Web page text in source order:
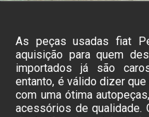
As peças usadas fiat
aquisição para quem
importados já são
entanto, é válido dizer
com uma ótima
acessórios de qualidade.